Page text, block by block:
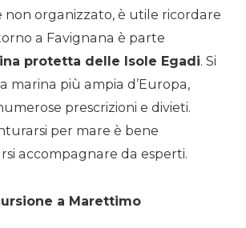
organizzato, è utile ricordare
a Favignana è parte
protetta delle Isole Egadi. Si
marina più ampia d’Europa,
prescrizioni e divieti.
per mare è bene
accompagnare da esperti.
a Marettimo